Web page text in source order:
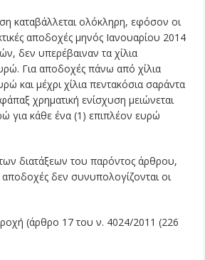
καταβάλλεται ολόκληρη, εφόσον οι
αποδοχές μηνός Ιανουαρίου 2014
δεν υπερέβαιναν τα χίλια
Για αποδοχές πάνω από χίλια
και μέχρι χίλια πεντακόσια σαράντα
χρηματική ενίσχυση μειώνεται
για κάθε ένα (1) επιπλέον ευρώ
διατάξεων του παρόντος άρθρου,
αποδοχές δεν συνυπολογίζονται οι
(άρθρο 17 του ν. 4024/2011 (226